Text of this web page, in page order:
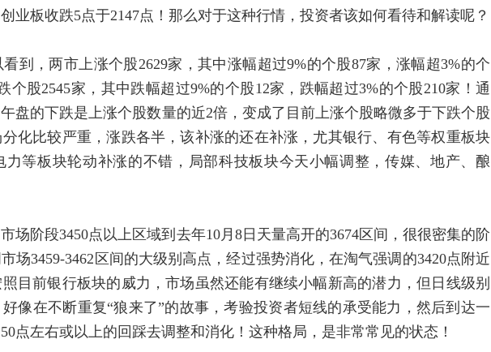
业板收跌5点于2147点！那么对于这种行情，投资者该如何看待和解读呢？
，两市上涨个股2629家，其中涨幅超过9%的个股87家，涨幅超3%的个
个股2545家，其中跌幅超过9%的个股12家，跌幅超过3%的个股210家！通
盘的下跌是上涨个股数量的近2倍，变成了目前上涨个股略微多于下跌个股
化比较严重，涨跌各半，该补涨的还在补涨，尤其银行、有色等权重板块
力等板块轮动补涨的不错，局部科技板块今天小幅调整，传媒、地产、酿
阶段3450点以上区域到去年10月8日天量高开的3674区间，很很密集的阶
场3459-3462区间的大级别高点，经过强势消化，在淘气强调的3420点附近
目前银行板块的威力，市场虽然还能有继续小幅新高的潜力，但日线级别
像在不断重复“狼来了”的故事，考验投资者短线的承受能力，然后到达一
点左右或以上的回踩去调整和消化！这种格局，是非常常见的状态！